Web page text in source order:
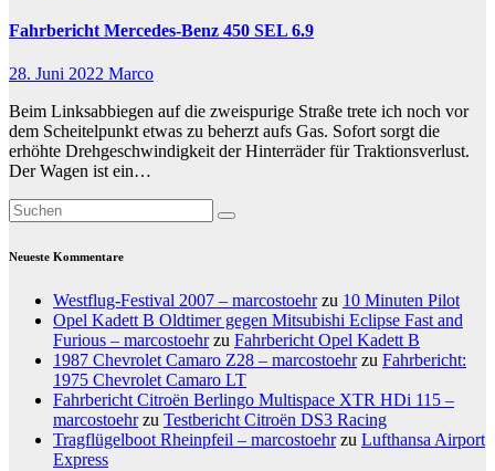
Fahrbericht Mercedes-Benz 450 SEL 6.9
28. Juni 2022 Marco
Beim Linksabbiegen auf die zweispurige Straße trete ich noch vor
dem Scheitelpunkt etwas zu beherzt aufs Gas. Sofort sorgt die
erhöhte Drehgeschwindigkeit der Hinterräder für Traktionsverlust.
Der Wagen ist ein…
Neueste Kommentare
Westflug-Festival 2007 – marcostoehrzu 10 Minuten Pilot
Opel Kadett B Oldtimer gegen Mitsubishi Eclipse Fast and
Furious – marcostoehrzu Fahrbericht Opel Kadett B
1987 Chevrolet Camaro Z28 – marcostoehrzu Fahrbericht:
1975 Chevrolet Camaro LT
Fahrbericht Citroën Berlingo Multispace XTR HDi 115 –
marcostoehrzu Testbericht Citroën DS3 Racing
Tragflügelboot Rheinpfeil – marcostoehrzu Lufthansa Airport
Express